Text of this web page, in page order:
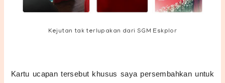
Kejutan tak terlupakan dari SGM Eskplor
Kartu ucapan tersebut khusus saya persembahkan untuk